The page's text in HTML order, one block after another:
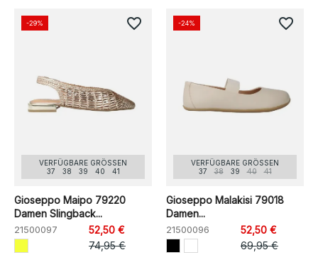
VERFÜGBARE GRÖSSEN
37
38 39 40 41
Gioseppo Maipo 79220
Damen Slingback...
21500097
52,50 €
74,95 €
-29% favorite_border
VERFÜGBARE GRÖSSEN
37
38 39 40 41
Gioseppo Malakisi 79018
Damen...
21500096
52,50 €
69,95 €
-24% favorite_border